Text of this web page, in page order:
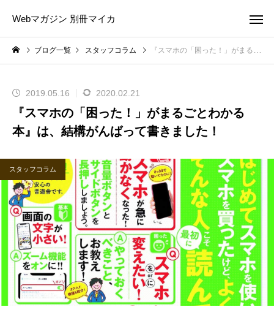
Webマガジン 別冊マイカ
ブログ一覧 スタッフコラム 『スマホの「困った！」がまるごとわかる本』は、結構がんばって書きました！
2019.05.16 2020.02.21
『スマホの「困った！」がまるごとわかる
本』は、結構がんばって書きました！
スタッフコラム